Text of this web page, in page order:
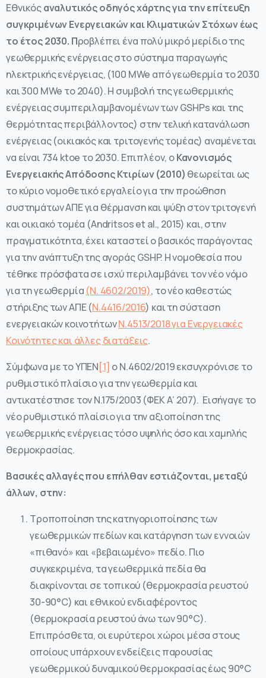
Εθνικόςαναλυτικός οδηγός χάρτης για την επίτευξη
συγκριμένων Ενεργειακών και Κλιματικών Στόχων έως
το έτος 2030. Προβλέπει ένα πολύ μικρό μερίδιο της
γεωθερμικής ενέργειας στο σύστημα παραγωγής
ηλεκτρικής ενέργειας, (100 MWe από γεωθερμία το 2030
και 300 MWe το 2040). Η συμβολή της γεωθερμικής
ενέργειας συμπεριλαμβανομένων των GSHPs και της
θερμότητας περιβάλλοντος) στην τελική κατανάλωση
ενέργειας (οικιακός και τριτογενής τομέας) αναμένεται
να είναι 734 ktoe το 2030. Επιπλέον, οΚανονισμός
Ενεργειακής Απόδοσης Κτιρίων (2010) θεωρείται ως
το κύριο νομοθετικό εργαλείο για την προώθηση
συστημάτων ΑΠΕ για θέρμανση και ψύξη στον τριτογενή
και οικιακό τομέα (Andritsos et al., 2015) και, στην
πραγματικότητα, έχει καταστεί ο βασικός παράγοντας
για την ανάπτυξη της αγοράς GSHP. Η νομοθεσία που
τέθηκε πρόσφατα σε ισχύ περιλαμβάνει τον νέο νόμο
για τη γεωθερμία (Ν. 4602/2019), το νέο καθεστώς
στήριξης των ΑΠΕ (Ν.4416/2016) και τη σύσταση
ενεργειακών κοινοτήτωνΝ.4513/2018 για Ενεργειακές
Κοινότητες και άλλες διατάξεις.
Σύμφωνα με το ΥΠΕΝ[1] ο Ν.4602/2019 εκσυγχρόνισε το
ρυθμιστικό πλαίσιο για την γεωθερμία και
αντικατέστησε τον Ν.175/2003 (ΦΕΚ Α’ 207). Εισήγαγε το
νέο ρυθμιστικό πλαίσιο για την αξιοποίηση της
γεωθερμικής ενέργειας τόσο υψηλής όσο και χαμηλής
θερμοκρασίας.
Βασικές αλλαγές που επήλθαν εστιάζονται, μεταξύ
άλλων, στην:
Τροποποίηση της κατηγοριοποίησης των
γεωθερμικών πεδίων και κατάργηση των εννοιών
«πιθανό» και «βεβαιωμένο» πεδίο. Πιο
συγκεκριμένα, τα γεωθερμικά πεδία θα
διακρίνονται σε τοπικού (θερμοκρασία ρευστού
30-90°C) και εθνικού ενδιαφέροντος
(θερμοκρασία ρευστού άνω των 90°C).
Επιπρόσθετα, οι ευρύτεροι χώροι μέσα στους
οποίους υπάρχουν ενδείξεις παρουσίας
γεωθερμικού δυναμικού θερμοκρασίας έως 90°C